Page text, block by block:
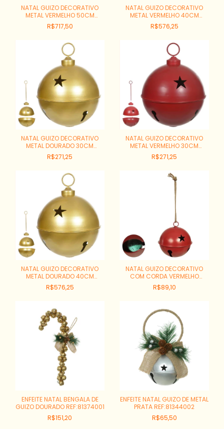
NATAL GUIZO DECORATIVO
METAL VERMELHO 50CM
REF:52049001
R$717,50
NATAL GUIZO DECORATIVO
METAL VERMELHO 40CM
REF:48699001
R$576,25
NATAL GUIZO DECORATIVO
METAL DOURADO 30CM
REF:49311006
R$271,25
NATAL GUIZO DECORATIVO
METAL VERMELHO 30CM
REF:49311001
R$271,25
NATAL GUIZO DECORATIVO
METAL DOURADO 40CM
REF:48700001
R$576,25
NATAL GUIZO DECORATIVO
COM CORDA VERMELHO
14X14X14CM REF:57015002
R$89,10
ENFEITE NATAL BENGALA DE
GUIZO DOURADO REF:81374001
R$151,20
ENFEITE NATAL GUIZO DE METAL
PRATA REF:81344002
R$65,50